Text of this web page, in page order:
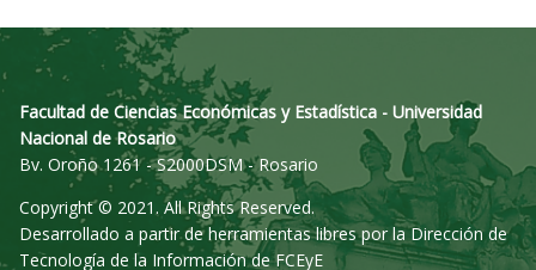
Facultad de Ciencias Económicas y Estadística - Universidad
Nacional de Rosario
Bv. Oroño 1261 - S2000DSM - Rosario
Copyright © 2021. All Rights Reserved.
Desarrollado a partir de herramientas libres por la Dirección de
Tecnología de la Información de FCEyE